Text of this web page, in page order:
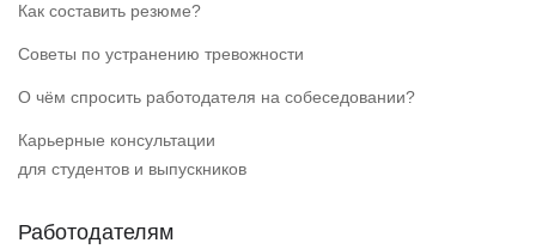
Как составить резюме?
Советы по устранению тревожности
О чём спросить работодателя на собеседовании?
Карьерные консультации
для студентов и выпускников
Работодателям